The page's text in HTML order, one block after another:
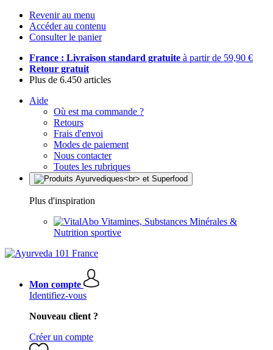
Revenir au menu
Accéder au contenu
Consulter le panier
France : Livraison standard gratuite à partir de 59,90 €
Retour gratuit
Plus de 6.450 articles
Aide
Où est ma commande ?
Retours
Frais d'envoi
Modes de paiement
Nous contacter
Toutes les rubriques
Plus d'inspiration
Vitamines, Substances Minérales &
Nutrition sportive
Mon compte
Identifiez-vous
Nouveau client ?
Créer un compte